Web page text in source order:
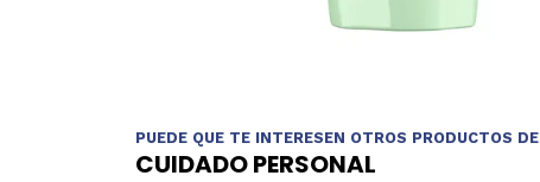
PUEDE QUE TE INTERESEN OTROS PRODUCTOS DE
CUIDADO PERSONAL